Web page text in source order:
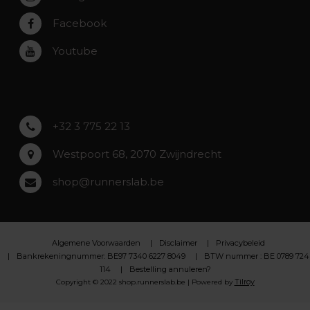
Rumst
Roeselare
Asse
Facebook
Youtube
+32 3 775 22 13
Westpoort 68, 2070 Zwijndrecht
shop@runnerslab.be
Algemene Voorwaarden Disclaimer
Privacybeleid
Bankrekeningnummer: BE97 7340 6227 8049
BTW nummer : BE 0789 724
114
Bestelling annuleren?
Copyright © 2022 shop.runnerslab.be | Powered by Tilroy